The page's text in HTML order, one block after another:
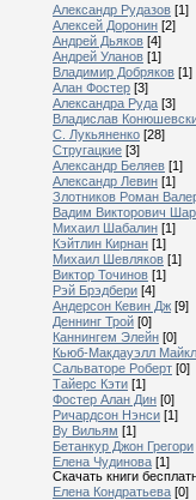
Александр Рудазов [1]
Алексей Доронин [2]
Андрей Дьяков [4]
Андрей Уланов [1]
Владимир Добряков [1]
Алан Фостер [3]
Александра Руда [3]
Владислав
С. Лукьяненко [28]
Стругацкие [3]
Александр Беляев [1]
Александр Левин [1]
Злотников Роман
Вадим Викторович
Михаил Шабалин [1]
Кэйтлин Кирнан [1]
Михаил Шевляков [1]
Виктор Точинов [1]
Рэй Брэдбери [4]
Андерсон Кевин Дж [9]
Деннинг Трой [0]
Каннингем Элейн [0]
Кьюб-Макдауэлл Майкл
Сальваторе Роберт [0]
Тайерс Кэти [1]
Фостер Алан Дин [0]
Ричардсон Нэнси [1]
Ву Вильям [1]
Бетанкур Джон Грегори
Елена Чудинова [1]
Скачать книги
Елена Кондратьева [0]